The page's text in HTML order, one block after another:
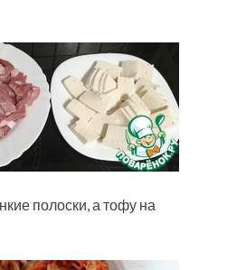
полоски, а тофу на